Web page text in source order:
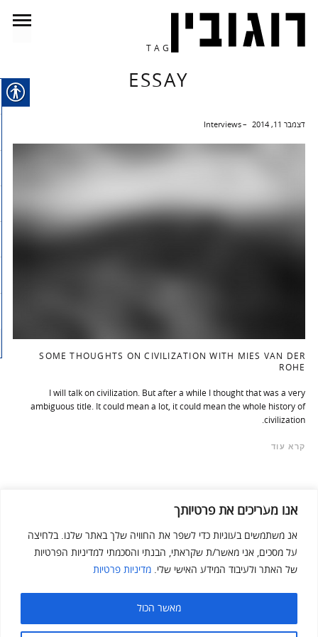
אנו מעריכים את פרטיותך
אנ משתמשים בעוגיות כדי לשפר את החוויה שלך באתר שלנו. בלחיצה
על מסכים, אני מאשר/ת שקראתי, הבנתי והסכמתי למדיניות הפרטיות
של האתר ולעיבוד המידע האישי שלי. מדיניות פרטיות
מאשר הכול
TAG
ESSAY
דצמבר 11, 2014 Interviews
SOME THOUGHTS ON CIVILIZATION WITH MIES VAN DER
ROHE
I will talk on civilization. But after a while I thought that was a very
ambiguous title. It could mean a lot, it could mean the whole history of
civilization.
קרא עוד